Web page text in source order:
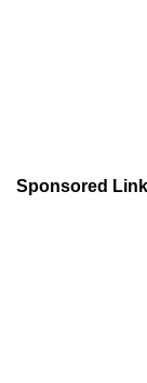
Sponsored Link